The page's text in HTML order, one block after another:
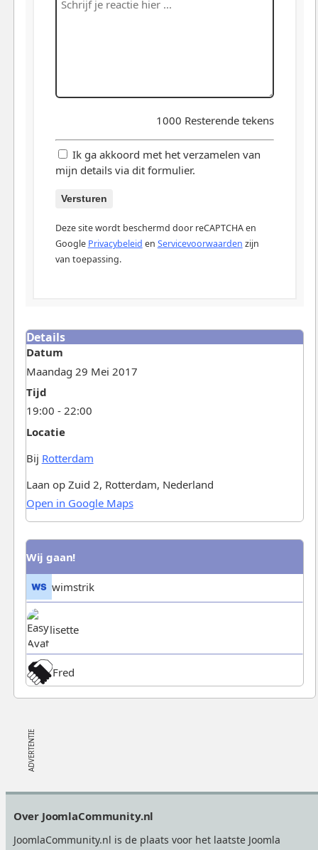
1000 Resterende tekens
Ik ga akkoord met het verzamelen van
mijn details via dit formulier.
Versturen
Deze site wordt beschermd door reCAPTCHA en
Google Privacybeleid en Servicevoorwaarden zijn
van toepassing.
Details
Datum
Maandag 29 Mei 2017
Tijd
19:00 - 22:00
Locatie
Bij Rotterdam
Laan op Zuid 2, Rotterdam, Nederland
Open in Google Maps
Wij gaan!
wimstrik
lisette
Fred
Over JoomlaCommunity.nl
JoomlaCommunity.nl is de plaats voor het laatste Joomla